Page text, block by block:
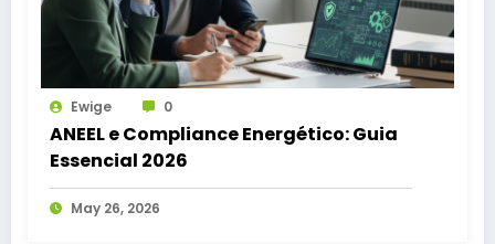
Ewige 0
ANEEL e Compliance Energético: Guia
Essencial 2026
May 26, 2026